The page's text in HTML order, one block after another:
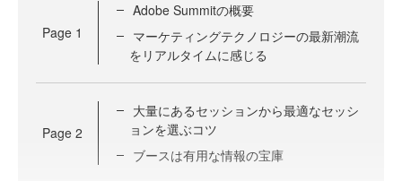
Page 1
Adobe Summitの概要
マーケティングテクノロジーの最新潮流
をリアルタイムに感じる
Page 2
大量にあるセッションから最適なセッシ
ョンを選ぶコツ
ブースは有用な情報の宝庫